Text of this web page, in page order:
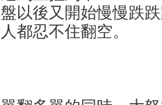
以後又開始慢慢跌
都忍不住翻空。